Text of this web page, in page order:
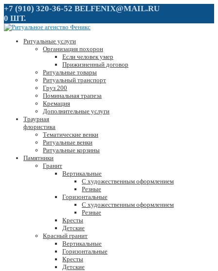
+7 (910) 320-36-52 BELFENIX@MAIL.RU
0 ШТ.
Ритуальные услуги
Организация похорон
Если человек умер
Прижизненный договор
Ритуальные товары
Ритуальный транспорт
Груз 200
Поминальная трапеза
Кремация
Дополнительные услуги
Траурная
флористика
Тематические венки
Ритуальные венки
Ритуальные корзины
Памятники
Гранит
Вертикальные
С художественным оформлением
Резные
Горизонтальные
С художественным оформлением
Резные
Кресты
Детские
Красный гранит
Вертикальные
Горизонтальные
Кресты
Детские